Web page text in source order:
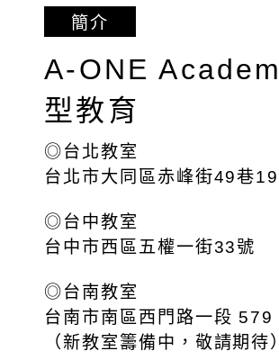
簡介
A-ONE
型教育
◎台北教室
台北市大同區赤峰街49巷
◎台中教室
台中市西區五權一街33號
◎台南教室
台南市南區西門路一段 579
（新教室籌備中，敬請期待）